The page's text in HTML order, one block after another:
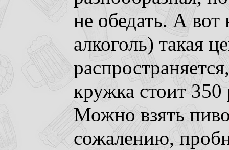
не обедать. А
алкоголь) такая
кружка стоит
Можно взять
сожалению,